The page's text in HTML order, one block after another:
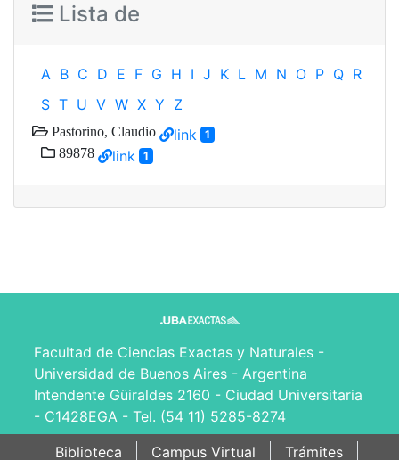
Lista de
A B C D E F G H I J K L M N O P Q R
S T U V W X Y Z
Pastorino, Claudio link 1
89878 link 1
Facultad de Ciencias Exactas y Naturales -
Universidad de Buenos Aires - Argentina
Intendente Güiraldes 2160 - Ciudad Universitaria
- C1428EGA - Tel. (54 11) 5285-8274
Biblioteca
Campus Virtual Trámites